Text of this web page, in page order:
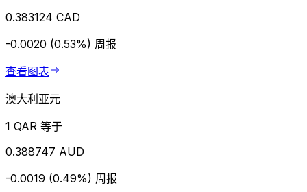
0.383124 CAD
-0.0020 (0.53%) 周报
查看图表
澳大利亚元
1 QAR 等于
0.388747 AUD
-0.0019 (0.49%) 周报